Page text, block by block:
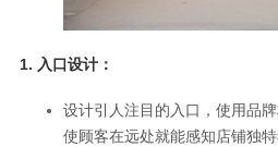
1. 入口设计：
设计引人注目的入口，使用品
使顾客在远处就能感知店铺独特